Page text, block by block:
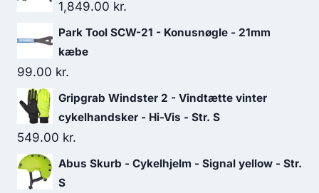
1,849.00 kr.
Park Tool SCW-21 - Konusnøgle - 21mm
kæbe
99.00 kr.
Gripgrab Windster 2 - Vindtætte vinter
cykelhandsker - Hi-Vis - Str. S
549.00 kr.
Abus Skurb - Cykelhjelm - Signal yellow - Str.
S